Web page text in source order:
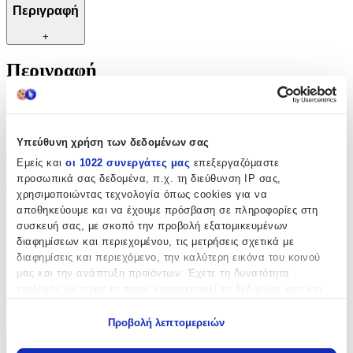
Υπεύθυνη χρήση των δεδομένων σας
Εμείς και οι 1022 συνεργάτες μας επεξεργαζόμαστε
προσωπικά σας δεδομένα, π.χ. τη διεύθυνση IP σας,
χρησιμοποιώντας τεχνολογία όπως cookies για να
αποθηκεύουμε και να έχουμε πρόσβαση σε πληροφορίες στη
συσκευή σας, με σκοπό την προβολή εξατομικευμένων
διαφημίσεων και περιεχομένου, τις μετρήσεις σχετικά με
διαφημίσεις και περιεχόμενο, την καλύτερη εικόνα του κοινού
μας και την ανάπτυξη προϊόντων. Έχετε τη δυνατότητα
Προβολή λεπτομερειών
Περιγραφή
+
Περιγραφή
Αναδείξτε το στυλ και την προσωπικότητά σας με αυτό το κομψό
μπρελόκ, σχεδιασμένο για να κρατά τα κλειδιά σας οργανωμένα
το μπρελόκ προσφέρει μια διακριτική αλλά εντυπωσιακή εμφάνιση
που θα τραβήξει τα βλέμματα. Ιδανικό για κάθε περίσταση, από
καθημερινές εξορμήσεις μέχρι ειδικές εκδηλώσεις, προσθέτει μια
πινελιά κομψότητας και πρακτικότητας. Με ανθεκτική κατασκευή
και άνετη χρήση, είναι η τέλεια επιλογή για να χαρίσετε στυλ και
λειτουργικότητα στην καθημερινότητά σας.
Χαρακτηριστικά